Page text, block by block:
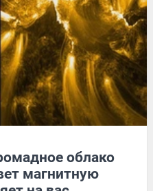
облако
магнитную